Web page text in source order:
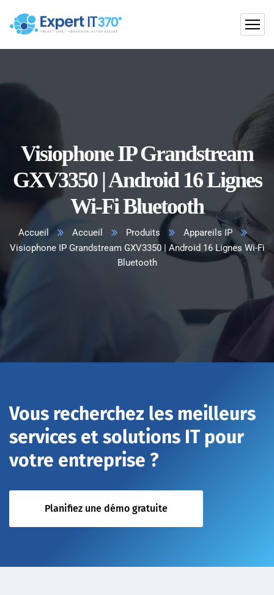
Visiophone IP Grandstream
GXV3350 | Android 16 Lignes
Wi-Fi Bluetooth
Accueil Accueil Produits
Appareils IP
Visiophone IP Grandstream GXV3350 | Android 16 Lignes Wi-Fi
Bluetooth
Vous recherchez les meilleurs
services et solutions IT pour
votre entreprise ?
Planifiez une démo gratuite